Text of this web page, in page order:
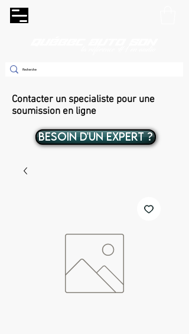
Contacter un specialiste pour une
soumission en ligne
BESOIN D'UN EXPERT ?